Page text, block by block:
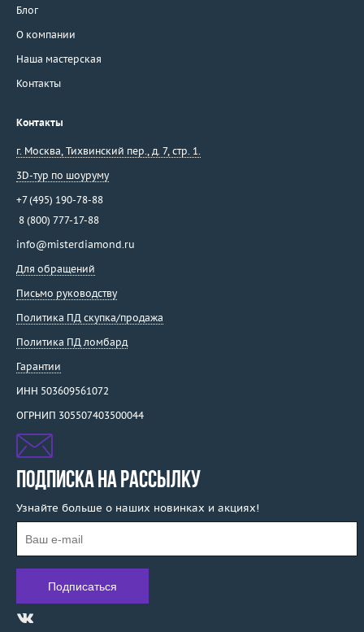
Блог
О компании
Наша мастерская
Контакты
Контакты
г. Москва, Тихвинский пер., д. 7, стр. 1.
3D-тур по шоуруму
+7 (495) 190-78-88
8 (800) 777-17-88
info@misterdiamond.ru
Для обращений
Письмо руководству
Политика ПД скупка/продажа
Политика ПД ломбард
Гарантии
ИНН 503609561072
ОГРНИП 305507403500044
ПОДПИСКА НА РАССЫЛКУ
Узнайте больше о наших новинках и акциях!